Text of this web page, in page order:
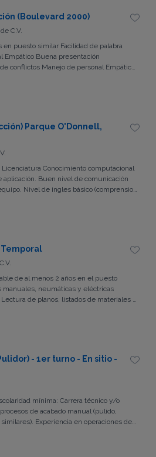
(deseable). Competencias Liderazgo.
decisiones. Planeación y organización.
de urgencia. Trabajo en equipo.
(Boulevard 2000)
C.V.
en puesto similar Facilidad de palabra
Empático Buena presentación
conflictos Manejo de personal Empático
Parque O'Donnell,
Conocimiento computacional
aplicación. Buen nivel de comunicación
Nivel de ingles básico (comprension
efectiva y trabajo en equipo.
de unidades de medida Lectura e
e interpretacion de órdenes de trabajo
Experiencia: Experiencia de 3 años
lider.
de al menos 2 años en el puesto
manuales, neumáticas y eléctricas
de planos, listados de materiales e
etc.)
- 1er turno - En sitio -
mínima: Carrera técnico y/o
de acabado manual (pulido,
Experiencia en operaciones de
de trabajo. Requisitos Deseables: